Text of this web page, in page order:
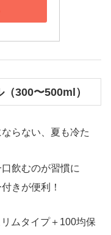
300〜500ml）
らない、夏も冷た
飲むのが習慣に
きが便利！
ムタイプ＋100均保